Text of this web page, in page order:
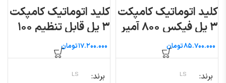
کلید اتوماتیک کامپکت
۳ پل فیکس ۸۰۰ آمپر
(متاسول) ال اس
تومان
برند LS
کلید اتوماتیک کامپکت
۳ پل قابل تنظیم ۱۰۰
آمپر (سوسل) ال اس
تومان
برند LS